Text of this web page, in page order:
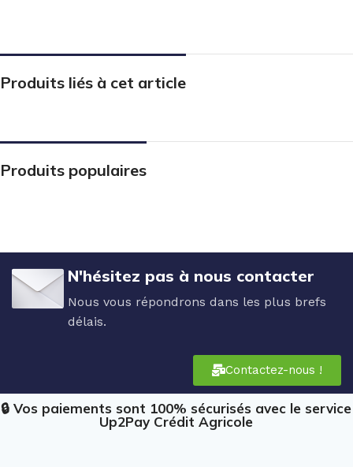
Produits liés à cet article
Produits populaires
N'hésitez pas à nous contacter
Nous vous répondrons dans les plus brefs
délais.
Contactez-nous !
🔒 Vos paiements sont 100% sécurisés avec le service
Up2Pay Crédit Agricole